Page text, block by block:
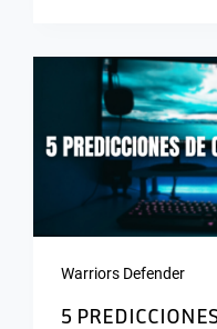
Warriors Defender
5